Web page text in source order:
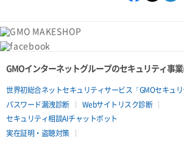
GMOインターネットグループのセキュリティ事
世界初総合ネットセキュリティサービス「GMOセキュリ
パスワード漏洩診断
Webサイトリスク診断
セキュリティ相談AIチャットボット
実在証明・盗聴対策